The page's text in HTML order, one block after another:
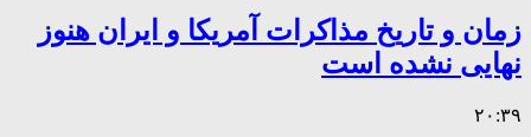
زمان و تاریخ مذاکرات آمریکا و ایران هنوز
نهایی نشده است
۲۰:۳۹